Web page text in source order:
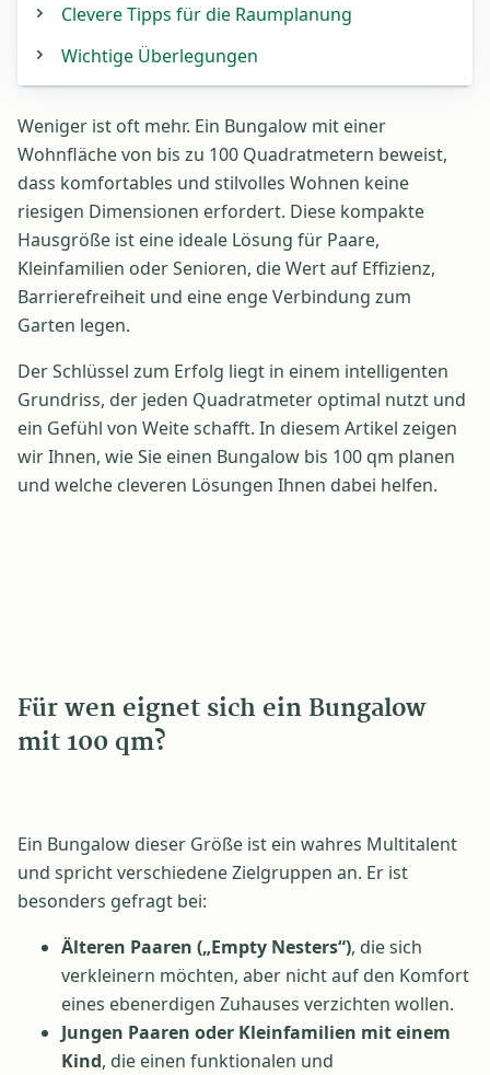
Clevere Tipps für die Raumplanung
Wichtige Überlegungen
Weniger ist oft mehr. Ein Bungalow mit einer
Wohnfläche von bis zu 100 Quadratmetern beweist,
dass komfortables und stilvolles Wohnen keine
riesigen Dimensionen erfordert. Diese kompakte
Hausgröße ist eine ideale Lösung für Paare,
Kleinfamilien oder Senioren, die Wert auf Effizienz,
Barrierefreiheit und eine enge Verbindung zum
Garten legen.
Der Schlüssel zum Erfolg liegt in einem intelligenten
Grundriss, der jeden Quadratmeter optimal nutzt und
ein Gefühl von Weite schafft. In diesem Artikel zeigen
wir Ihnen, wie Sie einen Bungalow bis 100 qm planen
und welche cleveren Lösungen Ihnen dabei helfen.
Für wen eignet sich ein Bungalow
mit 100 qm?
Ein Bungalow dieser Größe ist ein wahres Multitalent
und spricht verschiedene Zielgruppen an. Er ist
besonders gefragt bei:
Älteren Paaren („Empty Nesters“), die sich
verkleinern möchten, aber nicht auf den Komfort
eines ebenerdigen Zuhauses verzichten wollen.
Jungen Paaren oder Kleinfamilien mit einem
Kind, die einen funktionalen und